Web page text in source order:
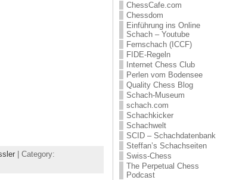
| Category:
ChessCafe.com
Chessdom
Einführung ins Online
Schach – Youtube
Fernschach (ICCF)
FIDE-Regeln
Internet Chess Club
Perlen vom Bodensee
Quality Chess Blog
Schach-Museum
schach.com
Schachkicker
Schachwelt
SCID – Schachdatenbank
Steffan’s Schachseiten
Swiss-Chess
The Perpetual Chess
Podcast